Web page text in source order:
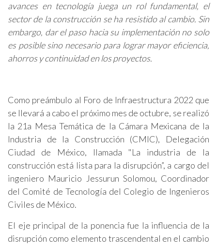
avances en tecnología juega un rol fundamental, el
sector de la construcción se ha resistido al cambio. Sin
embargo, dar el paso hacia su implementación no solo
es posible sino necesario para lograr mayor eficiencia,
ahorros y continuidad en los proyectos.
Como preámbulo al Foro de Infraestructura 2022 que
se llevará a cabo el próximo mes de octubre, se realizó
la 21a Mesa Temática de la Cámara Mexicana de la
Industria de la Construcción (CMIC), Delegación
Ciudad de México, llamada "La industria de la
construcción está lista para la disrupción”, a cargo del
ingeniero Mauricio Jessurun Solomou, Coordinador
del Comité de Tecnología del Colegio de Ingenieros
Civiles de México.
El eje principal de la ponencia fue la influencia de la
disrupción como elemento trascendental en el cambio